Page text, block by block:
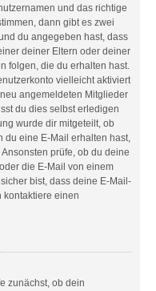
und das richtige
dann gibt es zwei
du angegeben hast, dass
deiner Eltern oder deiner
folgen, die du erhalten hast.
vielleicht aktiviert
angemeldeten Mitglieder
du dies selbst erledigen
wurde dir mitgeteilt, ob
du eine E-Mail erhalten hast,
prüfe, ob du deine
die E-Mail von einem
bist, dass deine E-Mail-
kontaktiere einen
zunächst, ob dein